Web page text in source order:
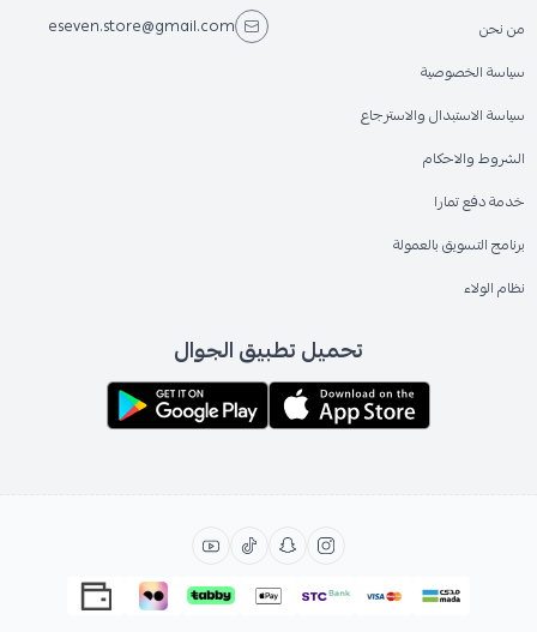
من نحن
سياسة الخصوصية
سياسة الاستبدال والاسترجاع
الشروط والاحكام
خدمة دفع تمارا
برنامج التسويق بالعمولة
نظام الولاء
eseven.store@gmail.com
تحميل تطبيق الجوال